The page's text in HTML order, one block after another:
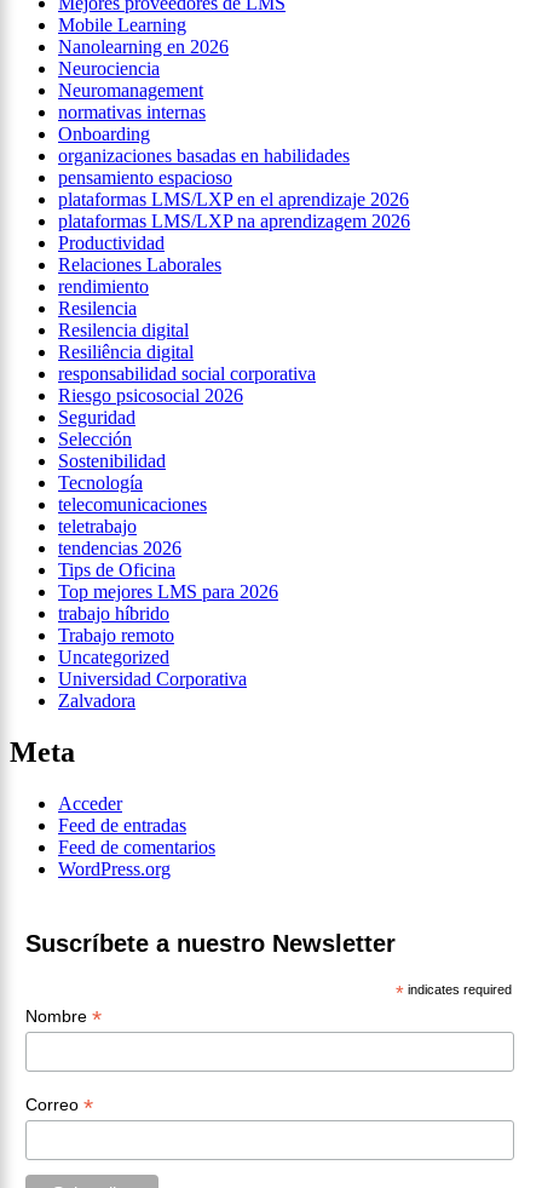
Mobile Learning
Nanolearning en 2026
Neurociencia
Neuromanagement
normativas internas
Onboarding
organizaciones basadas en habilidades
pensamiento espacioso
plataformas LMS/LXP en el aprendizaje 2026
plataformas LMS/LXP na aprendizagem 2026
Productividad
Relaciones Laborales
rendimiento
Resilencia
Resilencia digital
Resiliência digital
responsabilidad social corporativa
Riesgo psicosocial 2026
Seguridad
Selección
Sostenibilidad
Tecnología
telecomunicaciones
teletrabajo
tendencias 2026
Tips de Oficina
Top mejores LMS para 2026
trabajo híbrido
Trabajo remoto
Uncategorized
Universidad Corporativa
Zalvadora
Meta
Acceder
Feed de entradas
Feed de comentarios
WordPress.org
Suscríbete a nuestro Newsletter
* indicates required
Nombre *
Correo *